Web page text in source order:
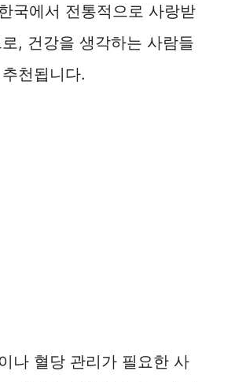
국에서 전통적으로 사랑받
, 건강을 생각하는 사람들
천됩니다.
나 혈당 관리가 필요한 사